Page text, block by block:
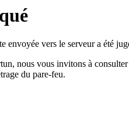
envoyée vers le serveur a été
nous vous invitons à
du pare-feu.